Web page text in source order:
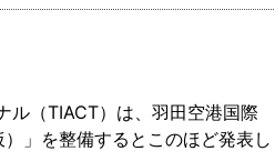
ル（TIACT）は、羽田空港国際
」を整備するとこのほど発表し